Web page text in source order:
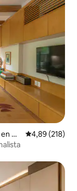
Ho
Calificación
4,89 (218)